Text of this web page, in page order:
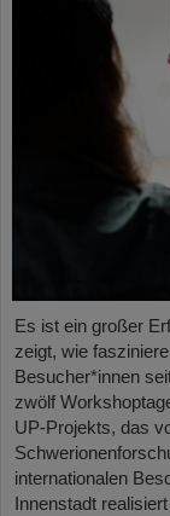
Es ist ein großer
zeigt, wie
Besucher*innen
zwölf
UP-Projekts, das
internationalen
Innenstadt